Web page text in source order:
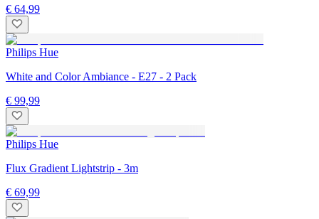
€ 64,99
Philips Hue
White and Color Ambiance - E27 - 2 Pack
€ 99,99
Philips Hue
Flux Gradient Lightstrip - 3m
€ 69,99